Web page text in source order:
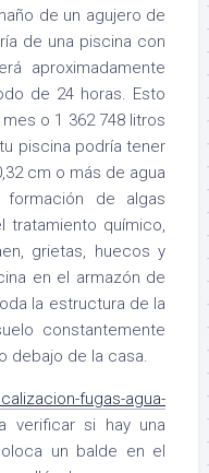
de un agujero de
de una piscina con
aproximadamente
de 24 horas. Esto
o 1 362 748 litros
piscina podría tener
cm o más de agua
de algas
tratamiento químico,
grietas, huecos y
en el armazón de
la estructura de la
constantemente
debajo de la casa.
fugas-agua-
verificar si hay una
un balde en el